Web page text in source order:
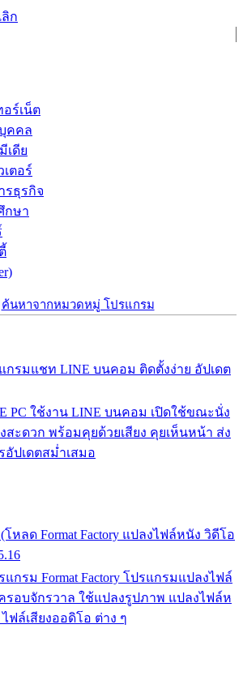
ลิก
ร์เน็ต
คคล
เดีย
เตอร์
รธุรกิจ
กษา
ค้นหาจากหมวดหมู่ โปรแกรม
กรมแชท LINE บนคอม ติดตั้งง่าย อัปเดต
PC ใช้งาน LINE บนคอม เปิดใช้ขณะนั่ง
สะดวก พร้อมคุยด้วยเสียง คุยเห็นหน้า ส่ง
อัปเดตสม่ำเสมอ
(โหลด Format Factory แปลงไฟล์หนัง วิดีโอ
กรม Format Factory โปรแกรมแปลงไฟล์
รอบจักรวาล ใช้แปลงรูปภาพ แปลงไฟล์ห
ฟล์เสียงออดิโอ ต่าง ๆ